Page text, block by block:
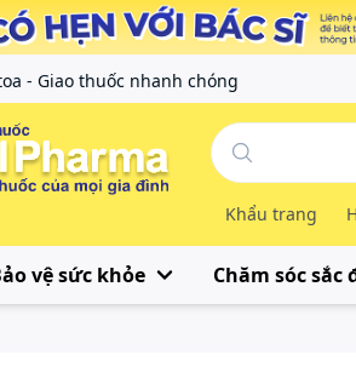
- Giao thuốc nhanh chóng
Khẩu trang
vệ sức khỏe Chăm sóc sắc